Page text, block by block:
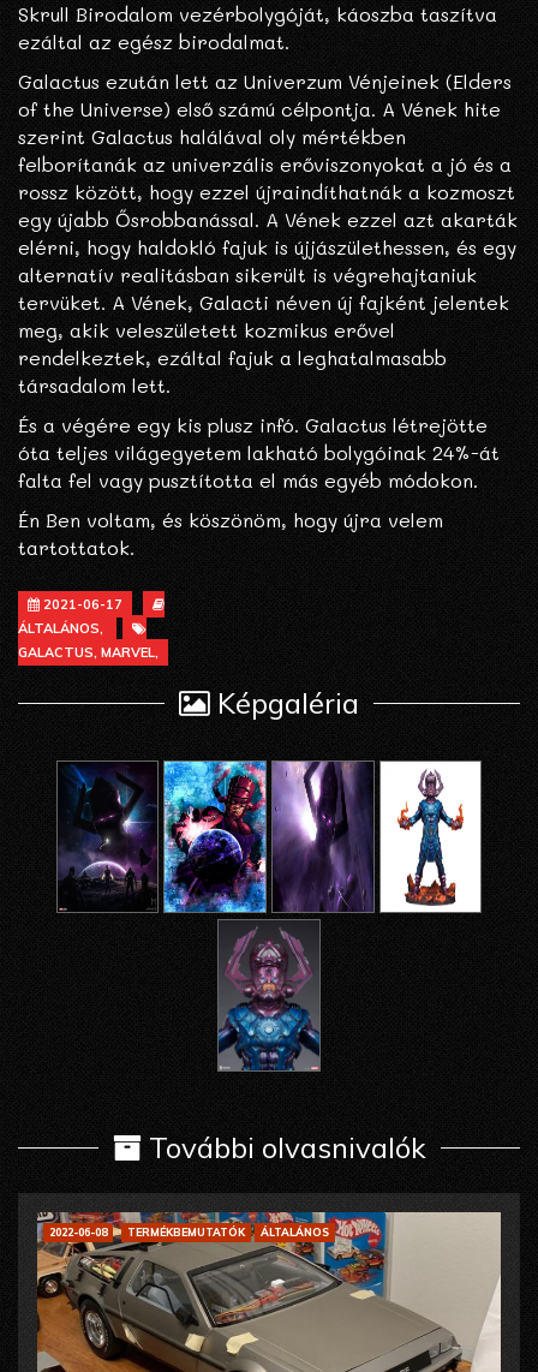
Skrull Birodalom vezérbolygóját, káoszba taszítva
ezáltal az egész birodalmat.
Galactus ezután lett az Univerzum Vénjeinek (Elders
of the Universe) első számú célpontja. A Vének hite
szerint Galactus halálával oly mértékben
felborítanák az univerzális erőviszonyokat a jó és a
rossz között, hogy ezzel újraindíthatnák a kozmoszt
egy újabb Ősrobbanással. A Vének ezzel azt akarták
elérni, hogy haldokló fajuk is újjászülethessen, és egy
alternatív realitásban sikerült is végrehajtaniuk
tervüket. A Vének, Galacti néven új fajként jelentek
meg, akik veleszületett kozmikus erővel
rendelkeztek, ezáltal fajuk a leghatalmasabb
társadalom lett.
És a végére egy kis plusz infó. Galactus létrejötte
óta teljes világegyetem lakható bolygóinak 24%-át
falta fel vagy pusztította el más egyéb módokon.
Én Ben voltam, és köszönöm, hogy újra velem
tartottatok.
2021-06-17
ÁLTALÁNOS,
GALACTUS, MARVEL,
Képgaléria
További olvasnivalók
2022-06-08 TERMÉKBEMUTATÓK ÁLTALÁNOS